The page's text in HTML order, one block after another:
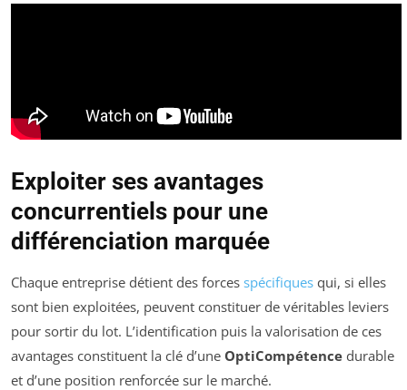
Exploiter ses avantages
concurrentiels pour une
différenciation marquée
Chaque entreprise détient des forces spécifiques qui, si elles
sont bien exploitées, peuvent constituer de véritables leviers
pour sortir du lot. L’identification puis la valorisation de ces
avantages constituent la clé d’une OptiCompétence durable
et d’une position renforcée sur le marché.